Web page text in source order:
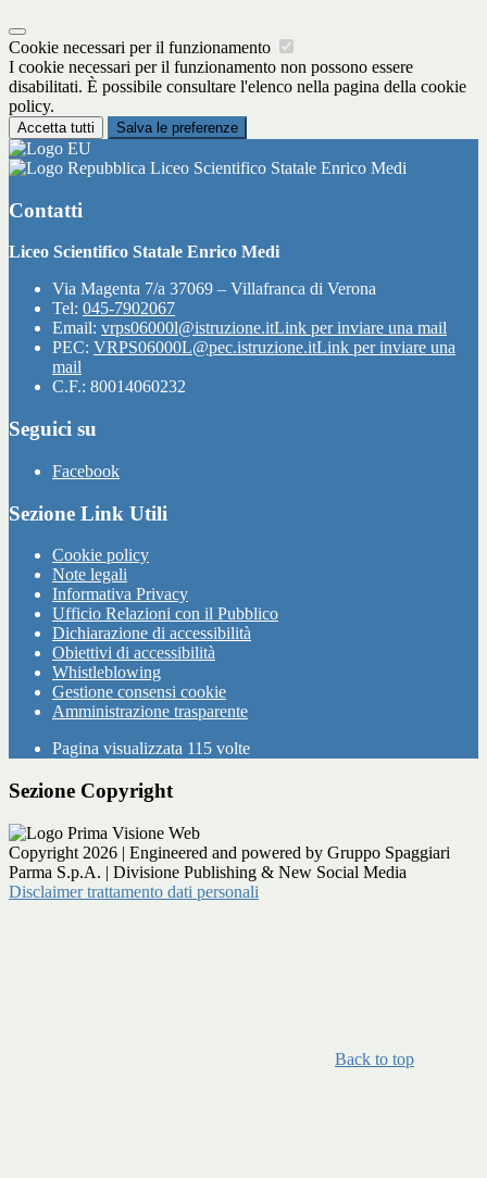
Cookie necessari per il funzionamento
I cookie necessari per il funzionamento non possono essere
disabilitati. È possibile consultare l'elenco nella pagina della cookie
policy.
Accetta tutti Salva le preferenze
Liceo Scientifico Statale Enrico Medi
Contatti
Liceo Scientifico Statale Enrico Medi
Via Magenta 7/a 37069 – Villafranca di Verona
Tel: 045-7902067
Email: vrps06000l@istruzione.itLink per inviare una mail
PEC: VRPS06000L@pec.istruzione.itLink per inviare una
mail
C.F.: 80014060232
Seguici su
Facebook
Sezione Link Utili
Cookie policy
Note legali
Informativa Privacy
Ufficio Relazioni con il Pubblico
Dichiarazione di accessibilità
Obiettivi di accessibilità
Whistleblowing
Gestione consensi cookie
Amministrazione trasparente
Pagina visualizzata 115 volte
Sezione Copyright
Copyright 2026 | Engineered and powered by Gruppo Spaggiari
Parma S.p.A. | Divisione Publishing & New Social Media
Disclaimer trattamento dati personali
Back to top